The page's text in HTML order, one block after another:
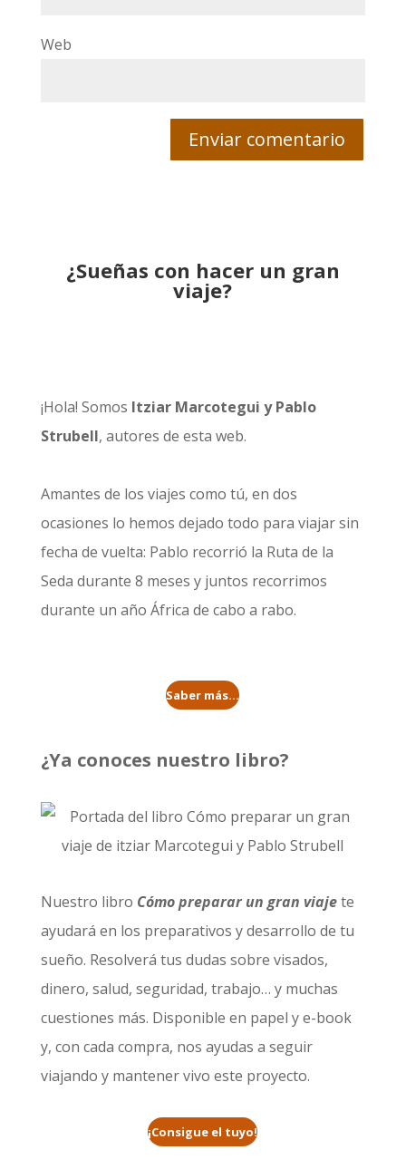
Web
¿Sueñas con hacer un gran
viaje?
¡Hola! Somos Itziar Marcotegui y Pablo
Strubell, autores de esta web.
Amantes de los viajes como tú, en dos
ocasiones lo hemos dejado todo para viajar sin
fecha de vuelta: Pablo recorrió la Ruta de la
Seda durante 8 meses y juntos recorrimos
durante un año África de cabo a rabo.
Saber más...
¿Ya conoces nuestro libro?
Nuestro libro Cómo preparar un gran viajete
ayudará en los preparativos y desarrollo de tu
sueño. Resolverá tus dudas sobre visados,
dinero, salud, seguridad, trabajo… y muchas
cuestiones más. Disponible en papel y e-book
y, con cada compra, nos ayudas a seguir
viajando y mantener vivo este proyecto.
¡Consigue el tuyo!